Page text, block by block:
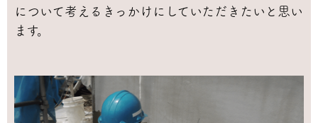
について考えるきっかけにしていただきたいと思い
ます。